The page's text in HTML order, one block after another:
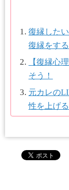
復縁した
復縁をす
【復縁心
そう！
元カレの
性を上げる